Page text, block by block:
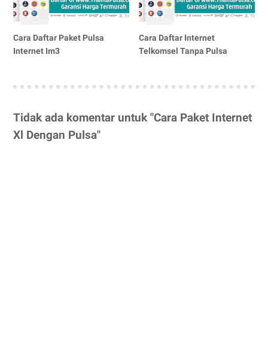
Cara Daftar Paket Pulsa
Internet Im3
Cara Daftar Internet
Telkomsel Tanpa Pulsa
Tidak ada komentar untuk "Cara Paket Internet
Xl Dengan Pulsa"